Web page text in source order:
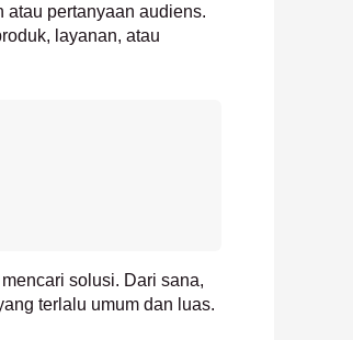
atau pertanyaan audiens.
layanan, atau
solusi. Dari sana,
terlalu umum dan luas.